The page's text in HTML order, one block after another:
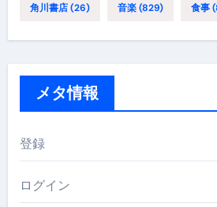
角川書店(26) 音楽(829) 食事
メタ情報
登録
ログイン